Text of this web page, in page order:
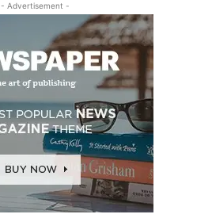
- Advertisement -